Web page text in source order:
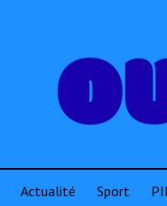
Actualité Sport